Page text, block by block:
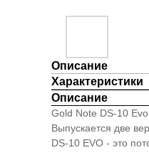
Описание
Характеристики
Описание
Gold Note DS-10
Выпускается две
DS-10 EVO - это